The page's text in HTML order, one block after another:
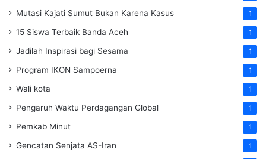
Mutasi Kajati Sumut Bukan Karena Kasus 1
15 Siswa Terbaik Banda Aceh 1
Jadilah Inspirasi bagi Sesama 1
Program IKON Sampoerna 1
Wali kota 1
Pengaruh Waktu Perdagangan Global 1
Pemkab Minut 1
Gencatan Senjata AS-Iran 1